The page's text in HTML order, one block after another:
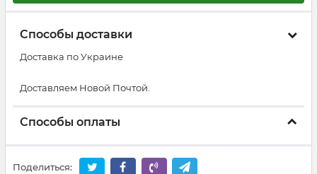
Способы доставки
Доставка по Украине
Доставляем Новой Почтой.
Способы оплаты
Поделиться: